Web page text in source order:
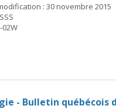
: 30 novembre 2015
02W
- Bulletin